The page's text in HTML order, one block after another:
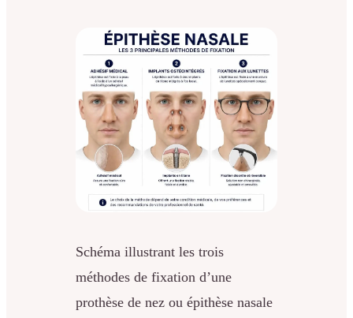
Schéma illustrant les trois
méthodes de fixation d’une
prothèse de nez ou épithèse nasale